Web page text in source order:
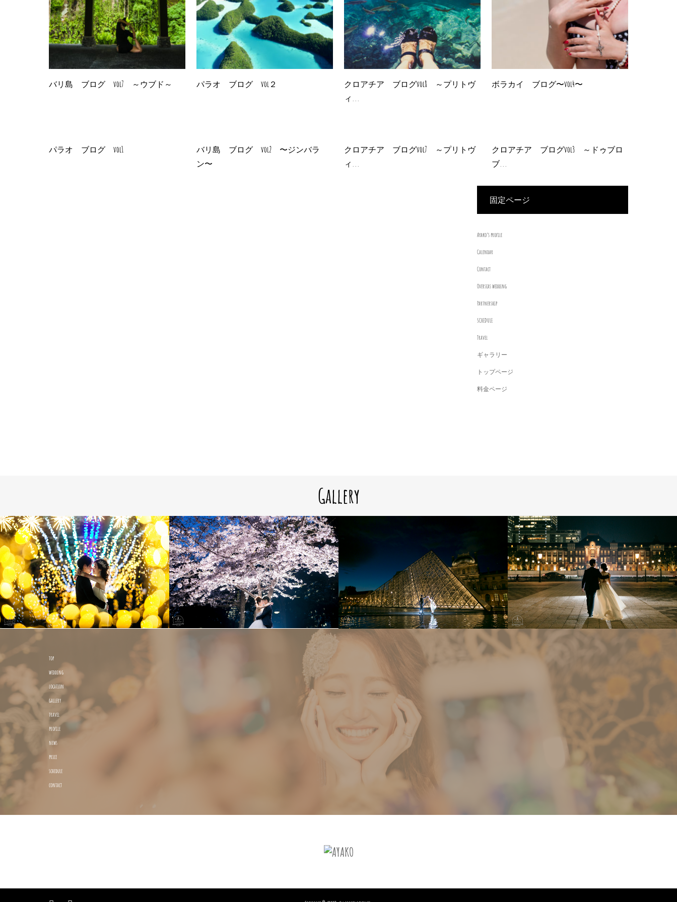
バリ島 ブログ vol7 ～ウブド～ パラオ ブログ vol２
クロアチア ブログvol8 ～プリトヴ
ィ...
ボラカイ ブログ〜vol4〜
パラオ ブログ vol1
バリ島 ブログ vol2 〜ジンバラ
ン〜
クロアチア ブログvol7 ～プリトヴ
ィ...
クロアチア ブログvol3 ～ドゥブロ
ブ...
固定ページ
Ayako’s profile
Calendar
Contact
Overseas wedding
Partnership
SCHEDULE
Travel
ギャラリー
トップページ
料金ページ
Gallery
top
wedding
location
gallery
travel
profile
news
price
schedule
contact